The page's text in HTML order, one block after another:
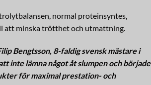
normal proteinsyntes,
att minska trötthet och utmattning.
Bengtsson, 8-faldig svensk mästare i
inte lämna något åt slumpen och började
för maximal prestation- och